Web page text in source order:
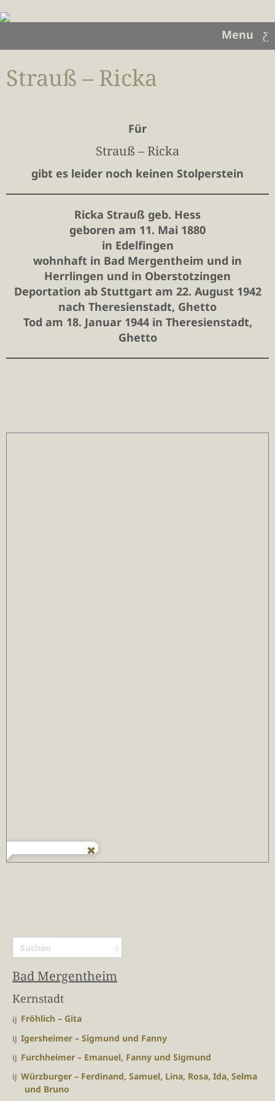
Menu
Strauß – Ricka
Für
Strauß – Ricka
gibt es leider noch keinen Stolperstein
Ricka Strauß geb. Hess
geboren am 11. Mai 1880
in Edelfingen
wohnhaft in Bad Mergentheim und in
Herrlingen und in Oberstotzingen
Deportation ab Stuttgart am 22. August 1942
nach Theresienstadt, Ghetto
Tod am 18. Januar 1944 in Theresienstadt,
Ghetto
Bad Mergentheim
Kernstadt
Fröhlich – Gita
Igersheimer – Sigmund und Fanny
Furchheimer – Emanuel, Fanny und Sigmund
Würzburger – Ferdinand, Samuel, Lina, Rosa, Ida, Selma
und Bruno